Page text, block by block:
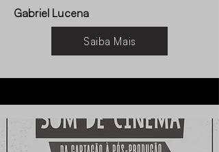
Gabriel Lucena
Saiba Mais